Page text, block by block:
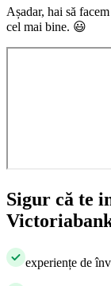
Așadar, hai să
cel mai bine. 😃
Sigur că te
​experiențe de